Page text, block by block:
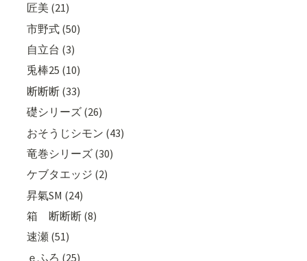
匠美 (21)
市野式 (50)
自立台 (3)
兎棒25 (10)
断断断 (33)
礎シリーズ (26)
おそうじシモン (43)
竜巻シリーズ (30)
ケブタエッジ (2)
昇氣SM (24)
箱 断断断 (8)
速瀬 (51)
ｅふろ (25)